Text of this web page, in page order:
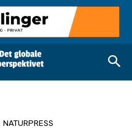
NATURPRESS